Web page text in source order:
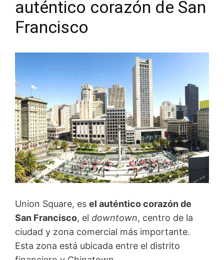
auténtico corazón de San
Francisco
Union Square, es el auténtico corazón de
San Francisco, el downtown, centro de la
ciudad y zona comercial más importante.
Esta zona está ubicada entre el distrito